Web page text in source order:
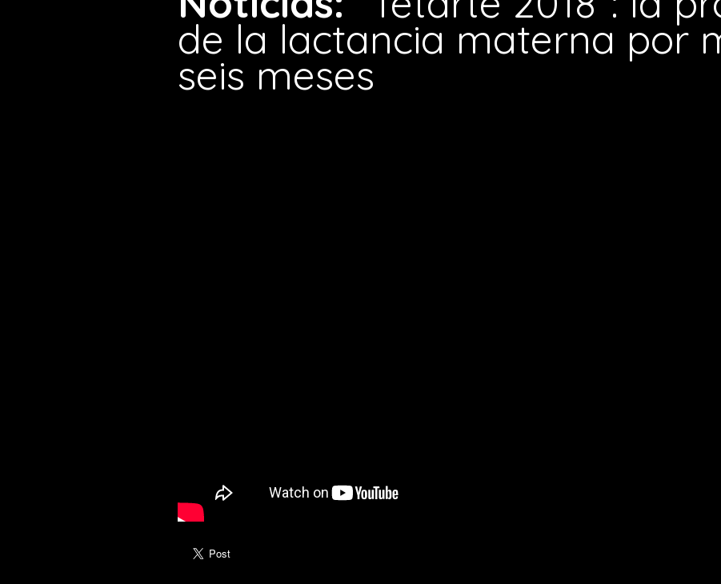
de la lactancia materna por
seis meses